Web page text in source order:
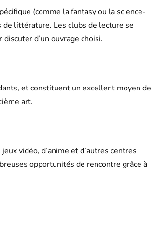
(comme la fantasy ou la science-
littérature. Les clubs de lecture se
d’un ouvrage choisi.
et constituent un excellent moyen de
art.
vidéo, d’anime et d’autres centres
opportunités de rencontre grâce à